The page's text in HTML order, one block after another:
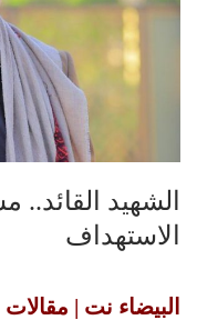
الشهيد
الاستهداف
البيضاء نت | مقالات